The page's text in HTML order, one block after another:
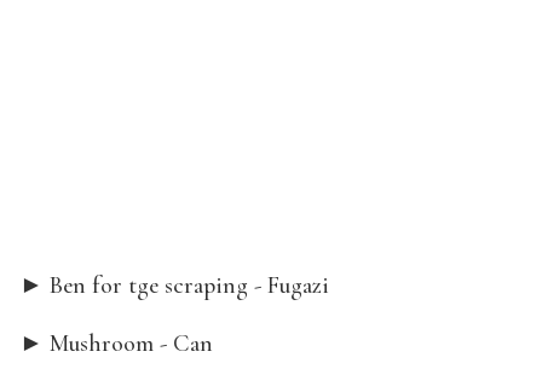
► Ben for tge scraping - Fugazi
► Mushroom - Can